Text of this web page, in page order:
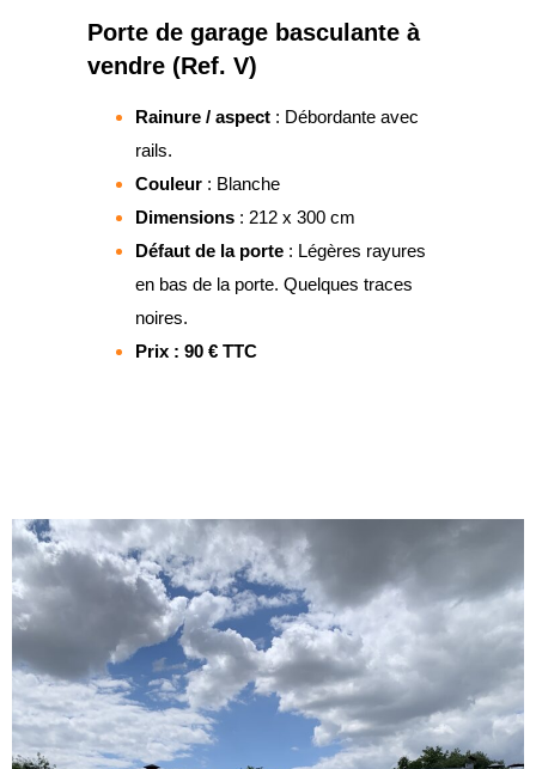
Porte de garage basculante à
vendre (Ref. V)
Rainure / aspect: Débordante avec
rails.
Couleur: Blanche
Dimensions: 212 x 300 cm
Défaut de la porte: Légères rayures
en bas de la porte. Quelques traces
noires.
Prix : 90 € TTC